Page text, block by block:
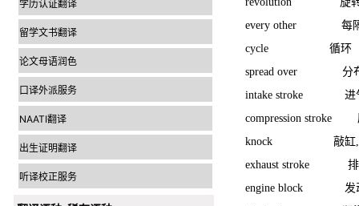
学历认证翻译
留学文书翻译
论文母语润色
口译外派服务
NAATI翻译
出生证明翻译
听译校正服务
every other 每隔
cycle 循环
spread over 分
intake stroke
compression stroke
knock 敲缸,
exhaust stroke 排
engine block 发